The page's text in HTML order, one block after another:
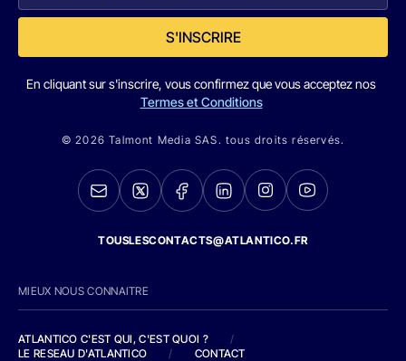
S'INSCRIRE
En cliquant sur s'inscrire, vous confirmez que vous acceptez nos
Termes et Conditions
© 2026 Talmont Media SAS. tous droits réservés.
TOUSLESCONTACTS@ATLANTICO.FR
MIEUX NOUS CONNAITRE
ATLANTICO C'EST QUI, C'EST QUOI ?
/
LE RESEAU D'ATLANTICO
/ CONTACT